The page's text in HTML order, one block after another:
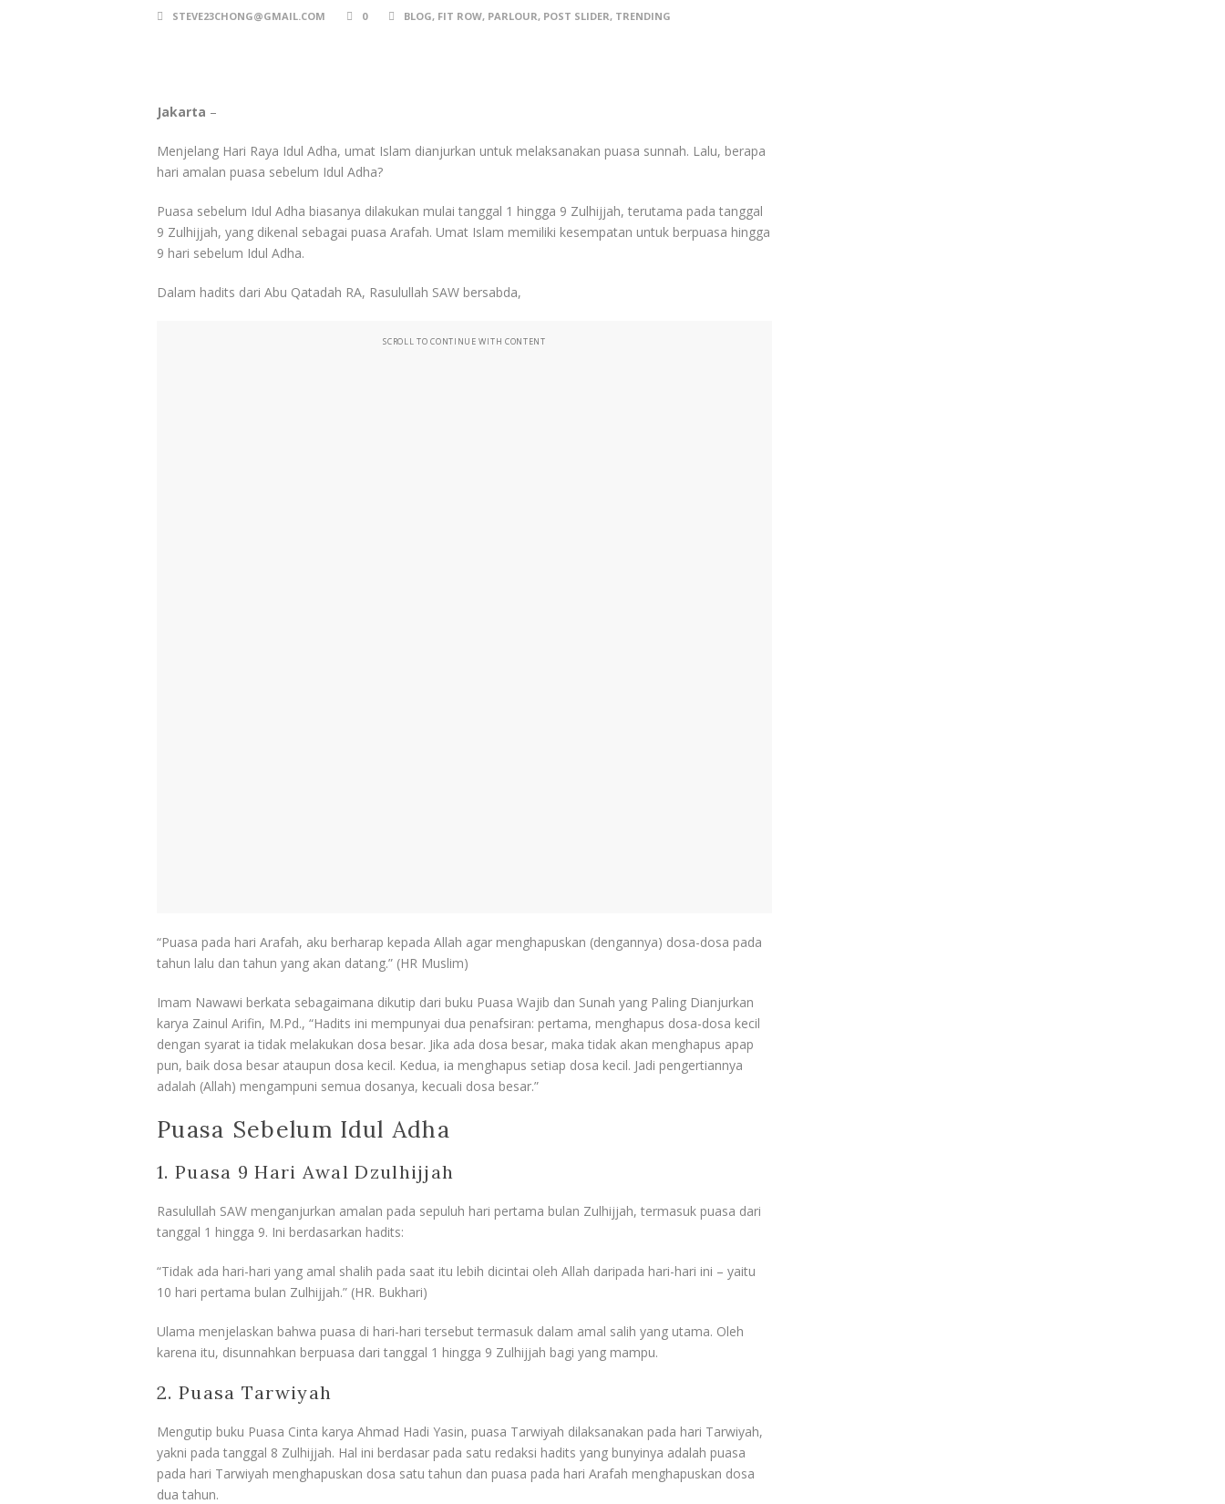
STEVE23CHONG@GMAIL.COM 0 BLOG, FIT ROW, PARLOUR, POST SLIDER, TRENDING
Jakarta –
Menjelang Hari Raya Idul Adha, umat Islam dianjurkan untuk melaksanakan puasa sunnah. Lalu, berapa
hari amalan puasa sebelum Idul Adha?
Puasa sebelum Idul Adha biasanya dilakukan mulai tanggal 1 hingga 9 Zulhijjah, terutama pada tanggal
9 Zulhijjah, yang dikenal sebagai puasa Arafah. Umat Islam memiliki kesempatan untuk berpuasa hingga
9 hari sebelum Idul Adha.
Dalam hadits dari Abu Qatadah RA, Rasulullah SAW bersabda,
SCROLL TO CONTINUE WITH CONTENT
“Puasa pada hari Arafah, aku berharap kepada Allah agar menghapuskan (dengannya) dosa-dosa pada
tahun lalu dan tahun yang akan datang.” (HR Muslim)
Imam Nawawi berkata sebagaimana dikutip dari buku Puasa Wajib dan Sunah yang Paling Dianjurkan
karya Zainul Arifin, M.Pd., “Hadits ini mempunyai dua penafsiran: pertama, menghapus dosa-dosa kecil
dengan syarat ia tidak melakukan dosa besar. Jika ada dosa besar, maka tidak akan menghapus apap
pun, baik dosa besar ataupun dosa kecil. Kedua, ia menghapus setiap dosa kecil. Jadi pengertiannya
adalah (Allah) mengampuni semua dosanya, kecuali dosa besar.”
Puasa Sebelum Idul Adha
1. Puasa 9 Hari Awal Dzulhijjah
Rasulullah SAW menganjurkan amalan pada sepuluh hari pertama bulan Zulhijjah, termasuk puasa dari
tanggal 1 hingga 9. Ini berdasarkan hadits:
“Tidak ada hari-hari yang amal shalih pada saat itu lebih dicintai oleh Allah daripada hari-hari ini – yaitu
10 hari pertama bulan Zulhijjah.” (HR. Bukhari)
Ulama menjelaskan bahwa puasa di hari-hari tersebut termasuk dalam amal salih yang utama. Oleh
karena itu, disunnahkan berpuasa dari tanggal 1 hingga 9 Zulhijjah bagi yang mampu.
2. Puasa Tarwiyah
Mengutip buku Puasa Cinta karya Ahmad Hadi Yasin, puasa Tarwiyah dilaksanakan pada hari Tarwiyah,
yakni pada tanggal 8 Zulhijjah. Hal ini berdasar pada satu redaksi hadits yang bunyinya adalah puasa
pada hari Tarwiyah menghapuskan dosa satu tahun dan puasa pada hari Arafah menghapuskan dosa
dua tahun.